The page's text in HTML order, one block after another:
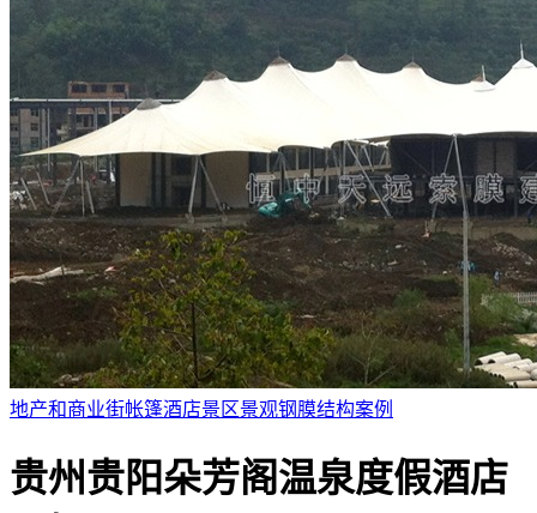
地产和商业街帐篷酒店景区景观钢膜结构案例
贵州贵阳朵芳阁温泉度假酒店